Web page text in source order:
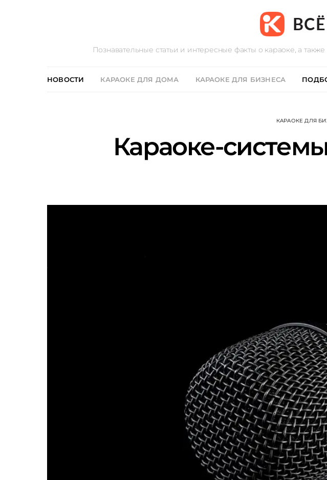
Познавательные статьи и интересные факты о караоке, а
НОВОСТИ КАРАОКЕ ДЛЯ ДОМА КАРАОКЕ ДЛЯ БИЗНЕСА
КАРАОКЕ ДЛЯ
Караоке-